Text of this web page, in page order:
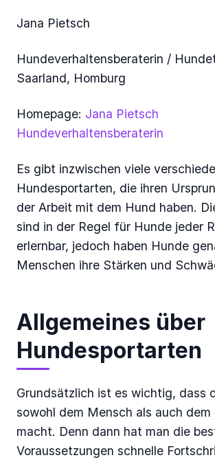
Jana Pietsch
Hundeverhaltensberaterin /
Saarland, Homburg
Homepage: Jana Pietsch
Hundeverhaltensberaterin
Es gibt inzwischen viele
Hundesportarten, die ihren
der Arbeit mit dem Hund haben.
sind in der Regel für Hunde jeder
erlernbar, jedoch haben Hunde
Menschen ihre Stärken und
Allgemeines über
Hundesportarten
Grundsätzlich ist es wichtig, dass
sowohl dem Mensch als auch
macht. Denn dann hat man die
Voraussetzungen schnelle